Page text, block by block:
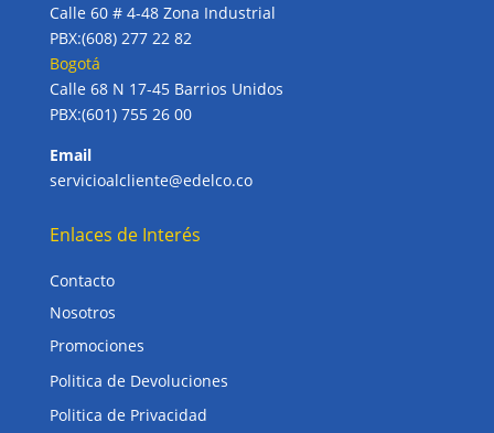
Calle 60 # 4-48 Zona Industrial
PBX:(608) 277 22 82
Bogotá
Calle 68 N 17-45 Barrios Unidos
PBX:(601) 755 26 00
Email
servicioalcliente@edelco.co
Enlaces de Interés
Contacto
Nosotros
Promociones
Politica de Devoluciones
Politica de Privacidad